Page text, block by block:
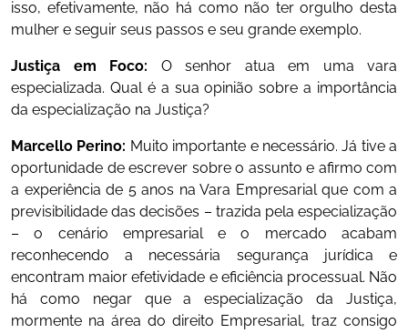
isso, efetivamente, não há como não ter orgulho desta
mulher e seguir seus passos e seu grande exemplo.
Justiça em Foco: O senhor atua em uma vara
especializada. Qual é a sua opinião sobre a importância
da especialização na Justiça?
Marcello Perino: Muito importante e necessário. Já tive a
oportunidade de escrever sobre o assunto e afirmo com
a experiência de 5 anos na Vara Empresarial que com a
previsibilidade das decisões – trazida pela especialização
– o cenário empresarial e o mercado acabam
reconhecendo a necessária segurança jurídica e
encontram maior efetividade e eficiência processual. Não
há como negar que a especialização da Justiça,
mormente na área do direito Empresarial, traz consigo